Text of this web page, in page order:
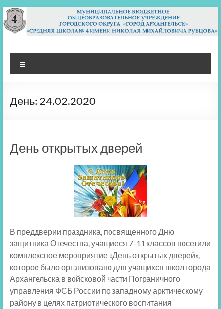
Перейти
к
содержимому
МБОУ СШ 4
Архангельск
День: 24.02.2020
День открытых дверей
В преддверии праздника, посвященного Дню
защитника Отечества, учащиеся 7-11 классов посетили
комплексное мероприятие «День открытых дверей»,
которое было организовано для учащихся школ города
Архангельска в войсковой части Пограничного
управления ФСБ России по западному арктическому
району в целях патриотического воспитания